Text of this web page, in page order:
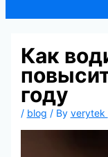
Как
году
/ blog / By verytek